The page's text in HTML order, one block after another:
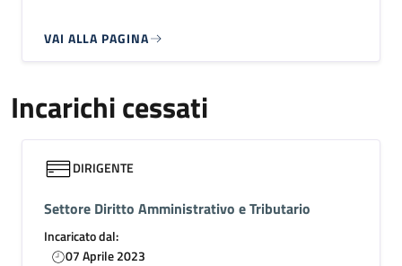
VAI ALLA PAGINA
Incarichi cessati
DIRIGENTE
Settore Diritto Amministrativo e Tributario
Incaricato dal:
07 Aprile 2023